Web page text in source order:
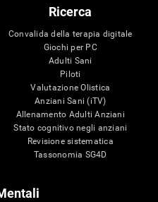
Ricerca
Convalida della terapia digitale
Giochi per PC
Adulti Sani
Piloti
Valutazione Olistica
Anziani Sani (iTV)
Allenamento Adulti Anziani
Stato cognitivo negli anziani
Revisione sistematica
Tassonomia SG4D